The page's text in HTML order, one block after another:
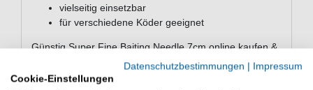
vielseitig einsetzbar
für verschiedene Köder geeignet
Günstig Super Fine Baiting Needle 7cm online kaufen &
sparen. Korda Boilienadel zum Karpfenangeln. - HIER
Ködernadel bestellen.
Datenschutzbestimmungen | Impressum
Cookie-Einstellungen